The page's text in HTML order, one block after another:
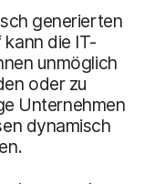
generierten
die IT-
unmöglich
oder zu
Unternehmen
dynamisch